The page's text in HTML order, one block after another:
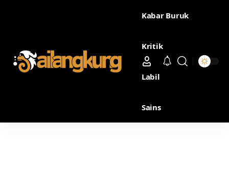
Kabar Buruk
Kritik
Labil
Sains